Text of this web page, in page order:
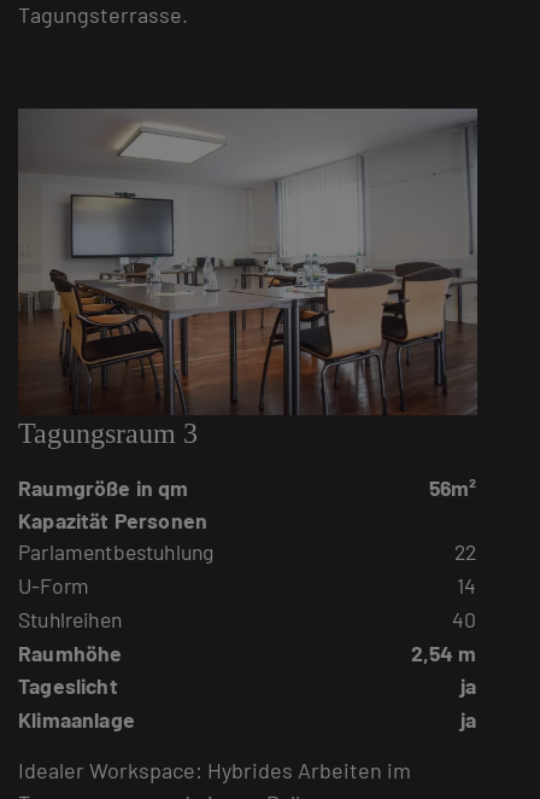
Tagungsterrasse.
Tagungsraum 3
Raumgröße in qm
56m²
Kapazität Personen
Parlamentbestuhlung
22
U-Form
14
Stuhlreihen
40
Raumhöhe
2,54 m
Tageslicht
ja
Klimaanlage
ja
Idealer Workspace: Hybrides Arbeiten im